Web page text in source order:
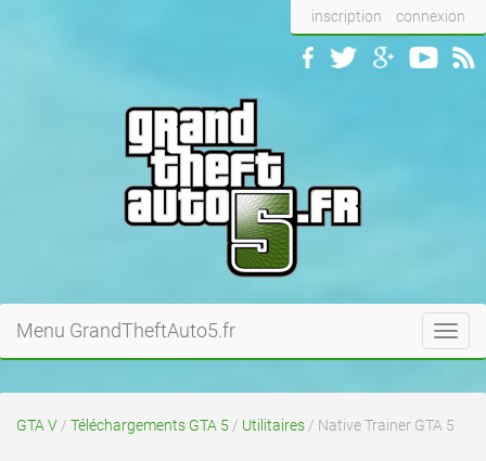
inscription connexion
Menu GrandTheftAuto5.fr
GTA V / Téléchargements GTA 5 / Utilitaires / Native Trainer GTA 5